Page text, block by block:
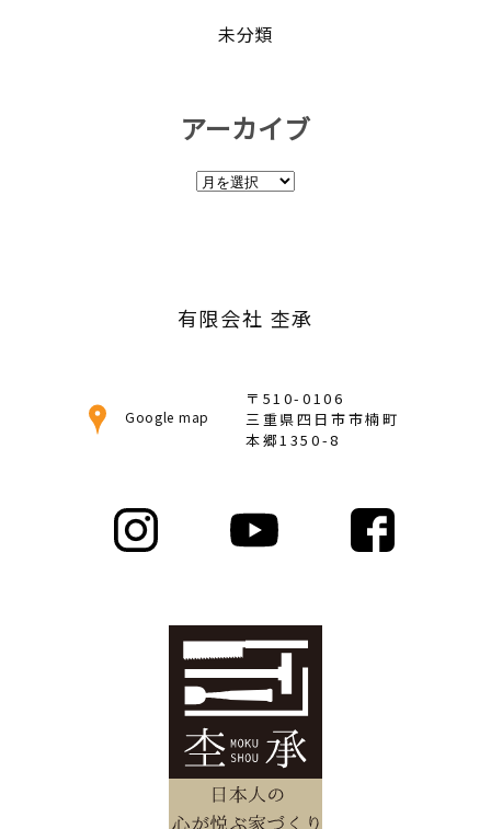
未分類
アーカイブ
ア
有限会社 杢承
Google map
〒510-0106
三重県四日市市楠町
本郷1350-8